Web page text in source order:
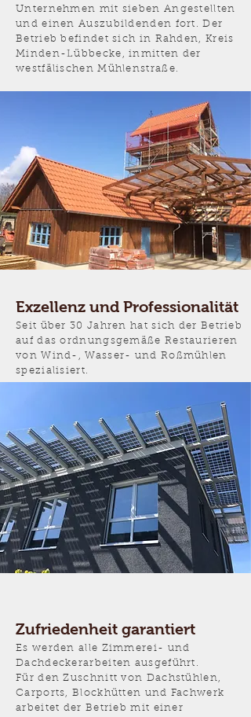
Unternehmen mit sieben Angestellten
und einen Auszubildenden fort. Der
Betrieb befindet sich in Rahden, Kreis
Minden-Lübbecke, inmitten der
westfälischen Mühlenstraße.
Exzellenz und Professionalität
Seit über 30 Jahren hat sich der Betrieb
auf das ordnungsgemäße Restaurieren
von Wind-, Wasser- und Roßmühlen
spezialisiert.
Zufriedenheit garantiert
Es werden alle Zimmerei- und
Dachdeckerarbeiten ausgeführt.
Für den Zuschnitt von Dachstühlen,
Carports, Blockhütten und Fachwerk
arbeitet der Betrieb mit einer